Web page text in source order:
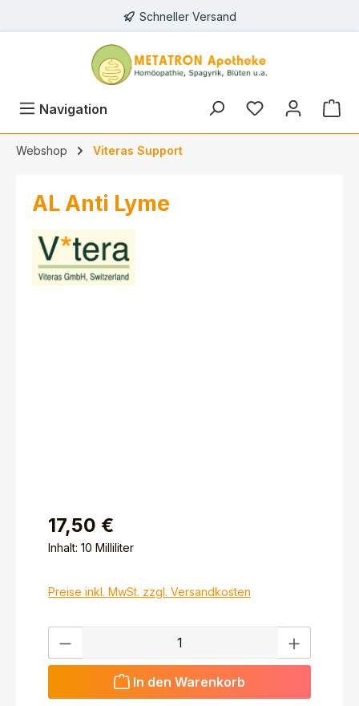
Schneller Versand
Navigation
Webshop Viteras Support
AL Anti Lyme
17,50 €
Inhalt: 10 Milliliter
Preise inkl. MwSt. zzgl. Versandkosten
Produkt Anzahl: Gib den gewünschten Wert ein
In den Warenkorb